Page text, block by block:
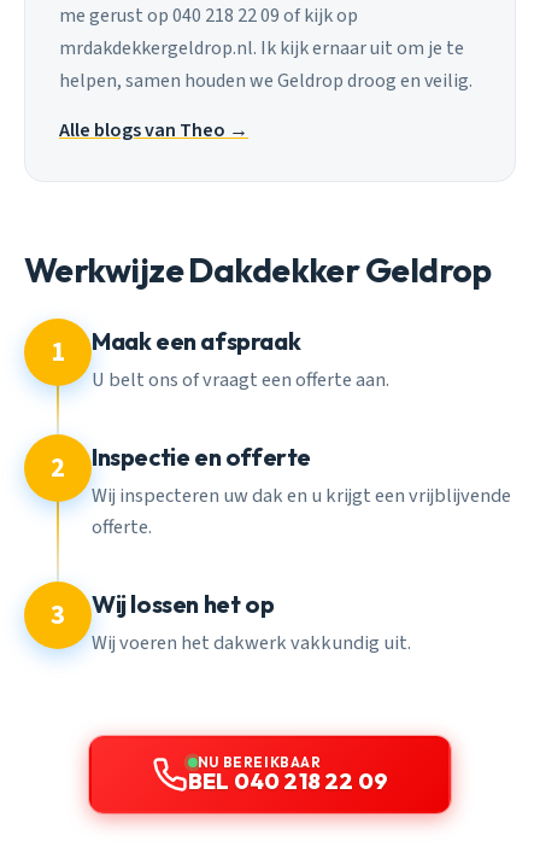
me gerust op 040 218 22 09 of kijk op
mrdakdekkergeldrop.nl. Ik kijk ernaar uit om je te
helpen, samen houden we Geldrop droog en veilig.
Alle blogs van Theo →
Werkwijze Dakdekker Geldrop
1 Maak een afspraak
U belt ons of vraagt een offerte aan.
2 Inspectie en offerte
Wij inspecteren uw dak en u krijgt een vrijblijvende
offerte.
3 Wij lossen het op
Wij voeren het dakwerk vakkundig uit.
NU BEREIKBAAR
BEL 040 218 22 09